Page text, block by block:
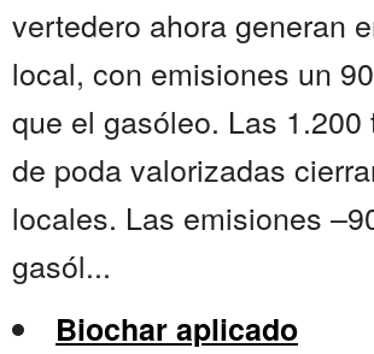
vertedero ahora generan
local, con emisiones un
que el gasóleo. Las 1.200
de poda valorizadas
locales. Las emisiones
gasól...
Biochar aplicado